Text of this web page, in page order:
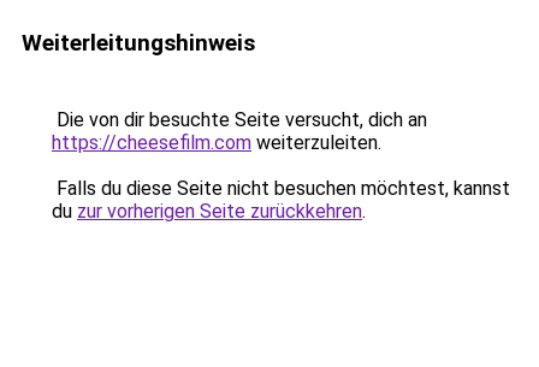
Weiterleitungshinweis
Die von dir besuchte Seite versucht, dich an
https://cheesefilm.com weiterzuleiten.
Falls du diese Seite nicht besuchen möchtest, kannst
du zur vorherigen Seite zurückkehren.